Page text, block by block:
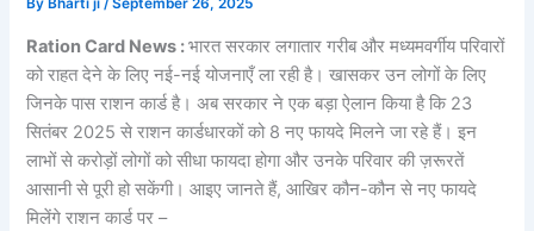
By Bharti ji/September 26, 2025
Ration Card News :भारत सरकार लगातार गरीब और मध्यमवर्गीय परिवारों
को राहत देने के लिए नई-नई योजनाएँ ला रही है। खासकर उन लोगों के लिए
जिनके पास राशन कार्ड है। अब सरकार ने एक बड़ा ऐलान किया है कि 23
सितंबर 2025 से राशन कार्डधारकों को 8 नए फायदे मिलने जा रहे हैं। इन
लाभों से करोड़ों लोगों को सीधा फायदा होगा और उनके परिवार की ज़रूरतें
आसानी से पूरी हो सकेंगी। आइए जानते हैं, आखिर कौन-कौन से नए फायदे
मिलेंगे राशन कार्ड पर –